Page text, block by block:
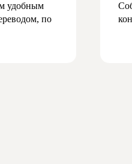
удобным
по